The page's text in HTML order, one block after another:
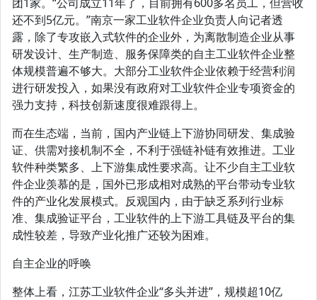
还不到5亿元。”南京一家工业软件企业负责人向记者透
露，除了专攻嵌入式软件的企业外，为离散制造企业从事
研发设计、生产制造、服务保障类的自主工业软件企业整
体规模普遍不够大。大部分工业软件企业依赖于经营利润
进行研发投入，如果没有政府对工业软件企业专项资金的
强力支持，科技创新速度很难跟得上。
而在生态端，当前，国内产业链上下游协同研发、集成验
证、供需对接机制不全，不利于强链补链有效推进。工业
软件种类繁多、上下游集成性要求高。让不少自主工业软
件企业羡慕的是，国外已形成相对成熟的平台带动专业软
件的产业化发展模式。反观国内，由于缺乏系列行业标
准、集成验证平台，工业软件的上下游工具链及平台的集
成性较差，导致产业化推广还较为困难。
自主企业的呼唤
整体上看，江苏工业软件企业“多头并进”，规模超10亿